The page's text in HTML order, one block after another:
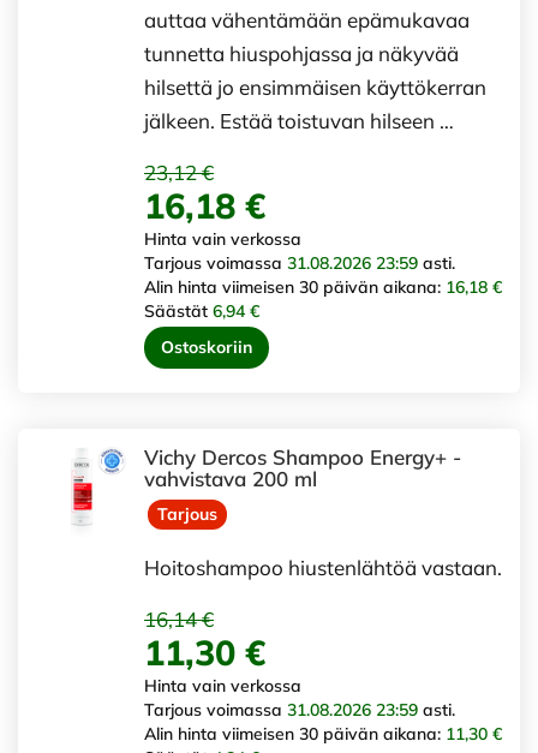
auttaa vähentämään epämukavaa
tunnetta hiuspohjassa ja näkyvää
hilsettä jo ensimmäisen käyttökerran
jälkeen. Estää toistuvan hilseen …
23,12 €
16,18 €
Hinta vain verkossa
Tarjous voimassa 31.08.2026 23:59 asti.
Alin hinta viimeisen 30 päivän aikana: 16,18 €
Säästät 6,94 €
Ostoskoriin
Vichy Dercos Shampoo Energy+ -
vahvistava 200 ml
Tarjous
Hoitoshampoo hiustenlähtöä vastaan.
16,14 €
11,30 €
Hinta vain verkossa
Tarjous voimassa 31.08.2026 23:59 asti.
Alin hinta viimeisen 30 päivän aikana: 11,30 €